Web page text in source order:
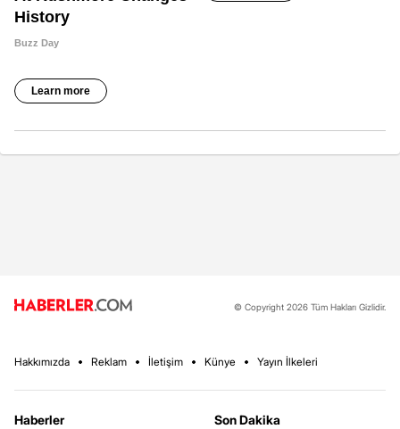
© Copyright 2026 Tüm Hakları Gizlidir.
Hakkımızda Reklam İletişim Künye Yayın İlkeleri
Haberler
Son Dakika